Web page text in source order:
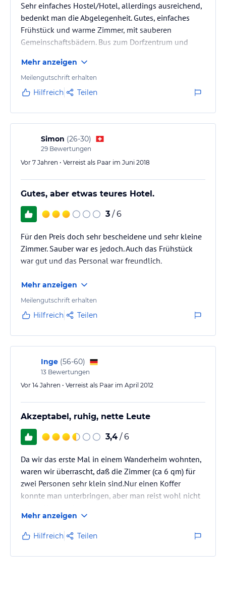
Sehr einfaches Hostel/Hotel, allerdings ausreichend,
bedenkt man die Abgelegenheit. Gutes, einfaches
Frühstück und warme Zimmer, mit sauberen
Gemeinschaftsbädern. Bus zum Dorfzentrum und
Mehr anzeigen
Meilengutschrift erhalten
Hilfreich Teilen
Simon (26-30)
29 Bewertungen
Vor 7 Jahren • Verreist als Paar im Juni 2018
Gutes, aber etwas teures Hotel.
3 / 6
Für den Preis doch sehr bescheidene und sehr kleine
Zimmer. Sauber war es jedoch. Auch das Frühstück
war gut und das Personal war freundlich.
Mehr anzeigen
Meilengutschrift erhalten
Hilfreich Teilen
Inge (56-60)
13 Bewertungen
Vor 14 Jahren • Verreist als Paar im April 2012
Akzeptabel, ruhig, nette Leute
3,4 / 6
Da wir das erste Mal in einem Wanderheim wohnten,
waren wir überrascht, daß die Zimmer (ca 6 qm) für
zwei Personen sehr klein sind.Nur einen Koffer
konnte man unterbringen, aber man reist wohl nicht
bezogen und waren unterschiedlich (von 60 bis 90
cm) breit. Zimmer sauber und warm. Geduscht wurde
zu festgelegten Zeiten für Männer und Frauen
getrennt. Toiletten getrennt. Frühstück war
Mehr anzeigen
Hilfreich Teilen